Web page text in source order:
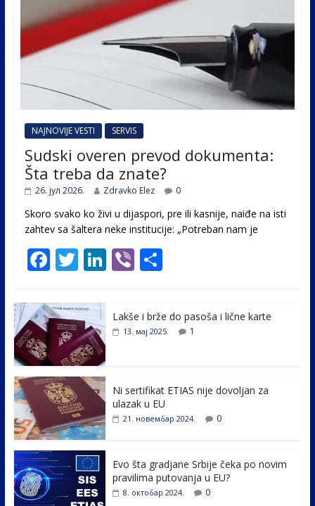
NAJNOVIJE VESTI SERVIS
Sudski overen prevod dokumenta:
Šta treba da znate?
26. јул 2026. Zdravko Elez 0
Skoro svako ko živi u dijaspori, pre ili kasnije, naiđe na isti
zahtev sa šaltera neke institucije: „Potreban nam je
F
e
b
o
o
k
T
itt
er
Li
e
Vi
er
S
ar
e
Lakše i brže do pasoša i lične karte
13. мај 2025. 1
Ni sertifikat ETIAS nije dovoljan za
ulazak u EU
21. новембар 2024. 0
Evo šta gradjane Srbije čeka po novim
pravilima putovanja u EU?
8. октобар 2024. 0